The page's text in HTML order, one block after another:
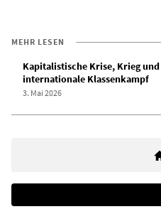
MEHR LESEN
Kapitalistische Krise, Krieg
internationale Klassenkampf
3. Mai 2026